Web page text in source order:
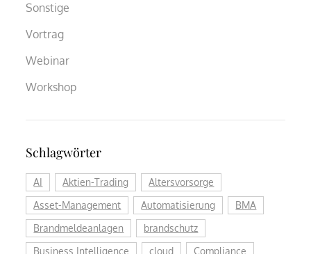
Sonstige
Vortrag
Webinar
Workshop
Schlagwörter
AI Aktien-Trading
Altersvorsorge
Asset-Management
Automatisierung
BMA
Brandmeldeanlagen
brandschutz
Business Intelligence
cloud
Compliance